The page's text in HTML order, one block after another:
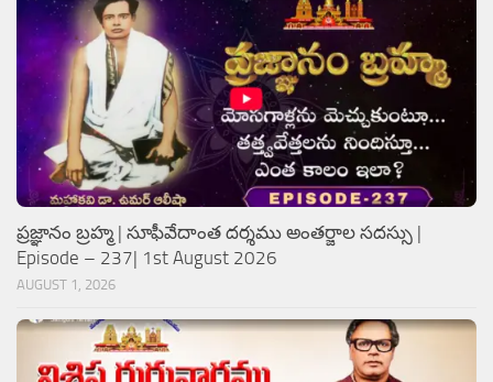
ప్రజ్ఞానం బ్రహ్మ | సూఫీవేదాంత దర్శము అంతర్జాల సదస్సు |
Episode – 237| 1st August 2026
AUGUST 1, 2026